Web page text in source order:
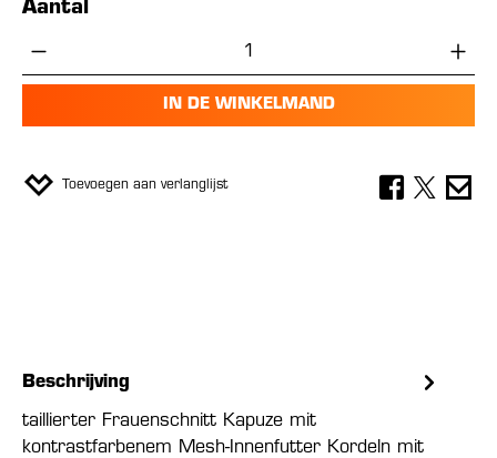
Aantal
Producthoeveelheid: Voer de gewenste
IN DE WINKELMAND
Toevoegen aan verlanglijst
Beschrijving
taillierter Frauenschnitt Kapuze mit
kontrastfarbenem Mesh-Innenfutter Kordeln mit